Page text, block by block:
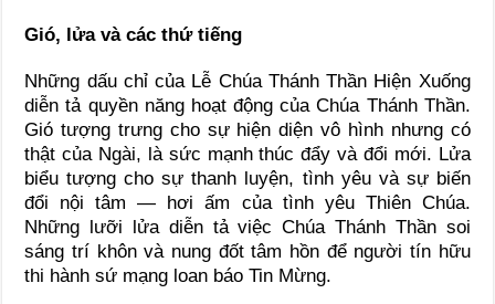
Gió, lửa và các thứ tiếng
Những dấu chỉ của Lễ Chúa Thánh Thần Hiện Xuống
diễn tả quyền năng hoạt động của Chúa Thánh Thần.
Gió tượng trưng cho sự hiện diện vô hình nhưng có
thật của Ngài, là sức mạnh thúc đẩy và đổi mới. Lửa
biểu tượng cho sự thanh luyện, tình yêu và sự biến
đổi nội tâm — hơi ấm của tình yêu Thiên Chúa.
Những lưỡi lửa diễn tả việc Chúa Thánh Thần soi
sáng trí khôn và nung đốt tâm hồn để người tín hữu
thi hành sứ mạng loan báo Tin Mừng.